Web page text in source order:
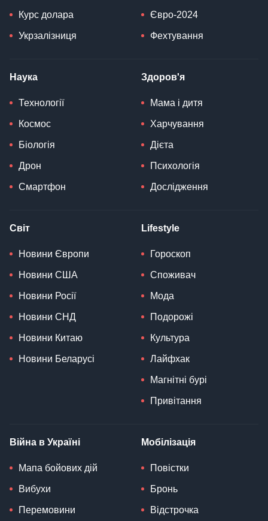
Курс долара
Укрзалізниця
Євро-2024
Фехтування
Наука
Технології
Космос
Біологія
Дрон
Смартфон
Здоров'я
Мама і дитя
Харчування
Дієта
Психологія
Дослідження
Світ
Новини Європи
Новини США
Новини Росії
Новини СНД
Новини Китаю
Новини Беларусі
Lifestyle
Гороскоп
Споживач
Мода
Подорожі
Культура
Лайфхак
Магнітні бурі
Привітання
Війна в Україні
Мапа бойових дій
Вибухи
Перемовини
Мобілізація
Повістки
Бронь
Відстрочка